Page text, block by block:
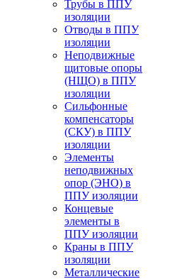
Трубы в ППУ
изоляции
Отводы в ППУ
изоляции
Неподвижные
щитовые опоры
(НЩО) в ППУ
изоляции
Cильфонные
компенсаторы
(СКУ) в ППУ
изоляции
Элементы
неподвижных
опор (ЭНО) в
ППУ изоляции
Концевые
элементы в
ППУ изоляции
Краны в ППУ
изоляции
Металлические